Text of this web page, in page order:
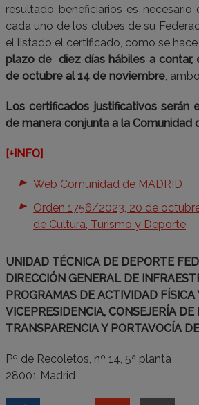
resultado beneficiarios es necesario
cada uno de los clubes de su
el listado el certificado, como se
plazo de diez días hábiles a contar,
de octubre al 14 de noviembre,
Los certificados justificativos serán
de manera conjunta a la Comunidad
[+INFO]
Web Comunidad de MADRID
Orden 1756/2023, 20 de
de Cultura, Turismo y Deporte
UNIDAD TÉCNICA DE DEPORTE
DIRECCIÓN GENERAL DE
PROGRAMAS DE ACTIVIDAD FÍSICA
VICEPRESIDENCIA, CONSEJERÍA DE
TRANSPARENCIA Y PORTAVOCÍA
Pº de Recoletos, nº 14, 5ª planta
28001 Madrid